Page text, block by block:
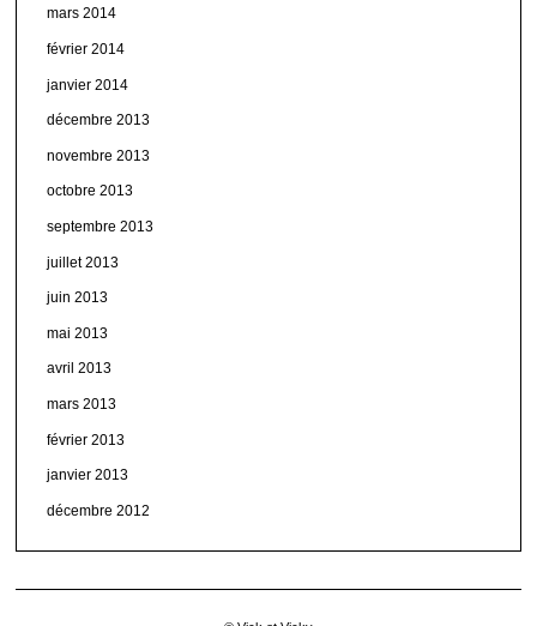
mars 2014
février 2014
janvier 2014
décembre 2013
novembre 2013
octobre 2013
septembre 2013
juillet 2013
juin 2013
mai 2013
avril 2013
mars 2013
février 2013
janvier 2013
décembre 2012